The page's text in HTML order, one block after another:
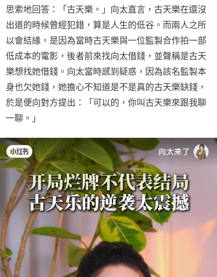
思索地回答：「古天樂。」向太直言，古天樂在還沒
出道的時候曾經犯錯，算是人生的低谷。而兩人之所
以會結緣，是因為當時古天樂與一位監製合作拍一部
低成本的電影，後者前來找向太借錢，並聲稱是古天
樂想找她借錢。向太當時感到疑惑，因為該名監製本
身也欠她錢，她擔心不知道是不是真的古天樂缺錢，
於是便向對方提出：「可以的，你叫古天樂來跟我聊
一聊。」